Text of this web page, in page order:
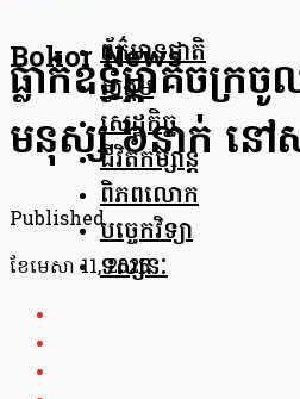
Bokor News
ព័ត៌មានជាតិ
សង្គម
សេដ្ឋកិច្ច
ជីវិតកម្សាន្ត
ពិភពលោក
បច្ចេកវិទ្យា
ទស្សនៈ
ធ្លាក់ឧទ្ធម្ភាគចក្រ
មនុស្ស ៦នាក់ នៅស
Published
ខែ​មេសា 11, 2025